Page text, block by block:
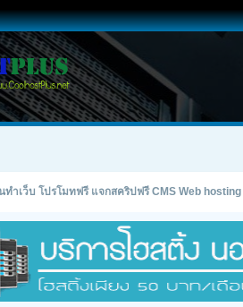
ำเว็บ โปรโมทฟรี แจกสคริปฟรี CMS Web hosting